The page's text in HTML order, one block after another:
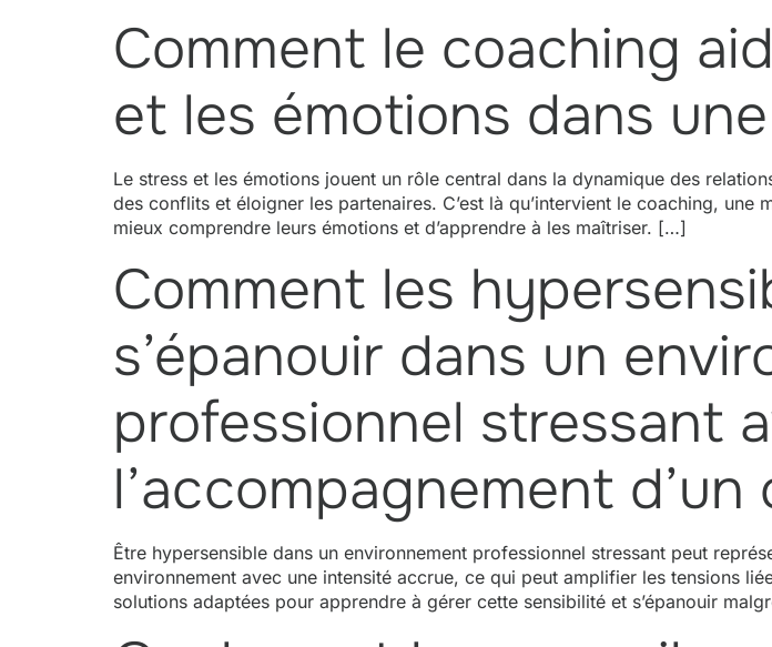
Comment le coaching
et les émotions dans
Le stress et les émotions jouent un rôle central dans la dynamique des
des conflits et éloigner les partenaires. C’est là qu’intervient le coaching,
mieux comprendre leurs émotions et d’apprendre à les maîtriser. […]
Comment les
s’épanouir dans un
professionnel stressant
l’accompagnement d’un
Être hypersensible dans un environnement professionnel stressant peut
environnement avec une intensité accrue, ce qui peut amplifier les tensions
solutions adaptées pour apprendre à gérer cette sensibilité et s’épanouir